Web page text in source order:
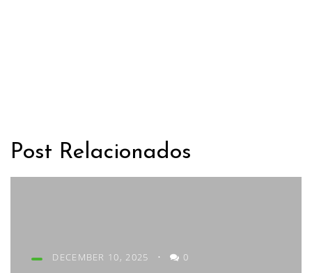
Post Relacionados
DECEMBER 10, 2025 • 0